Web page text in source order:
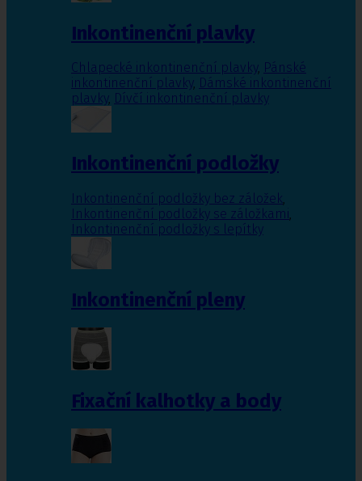
Inkontinenční plavky
Chlapecké inkontinenční plavky, Pánské
inkontinenční plavky, Dámské inkontinenční
plavky, Dívčí inkontinenční plavky
Inkontinenční podložky
Inkontinenční podložky bez záložek,
Inkontinenční podložky se záložkami,
Inkontinenční podložky s lepítky
Inkontinenční pleny
Fixační kalhotky a body